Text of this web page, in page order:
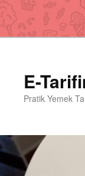
E-
Pratik Yemek